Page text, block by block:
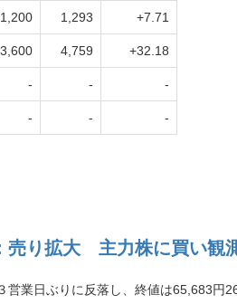
1,200 1,293 +7.71
3,600 4,759 +32.18
- - -
- - -
売り拡大 主力株に買い観
営業日ぶりに反落し、終値は65,683円